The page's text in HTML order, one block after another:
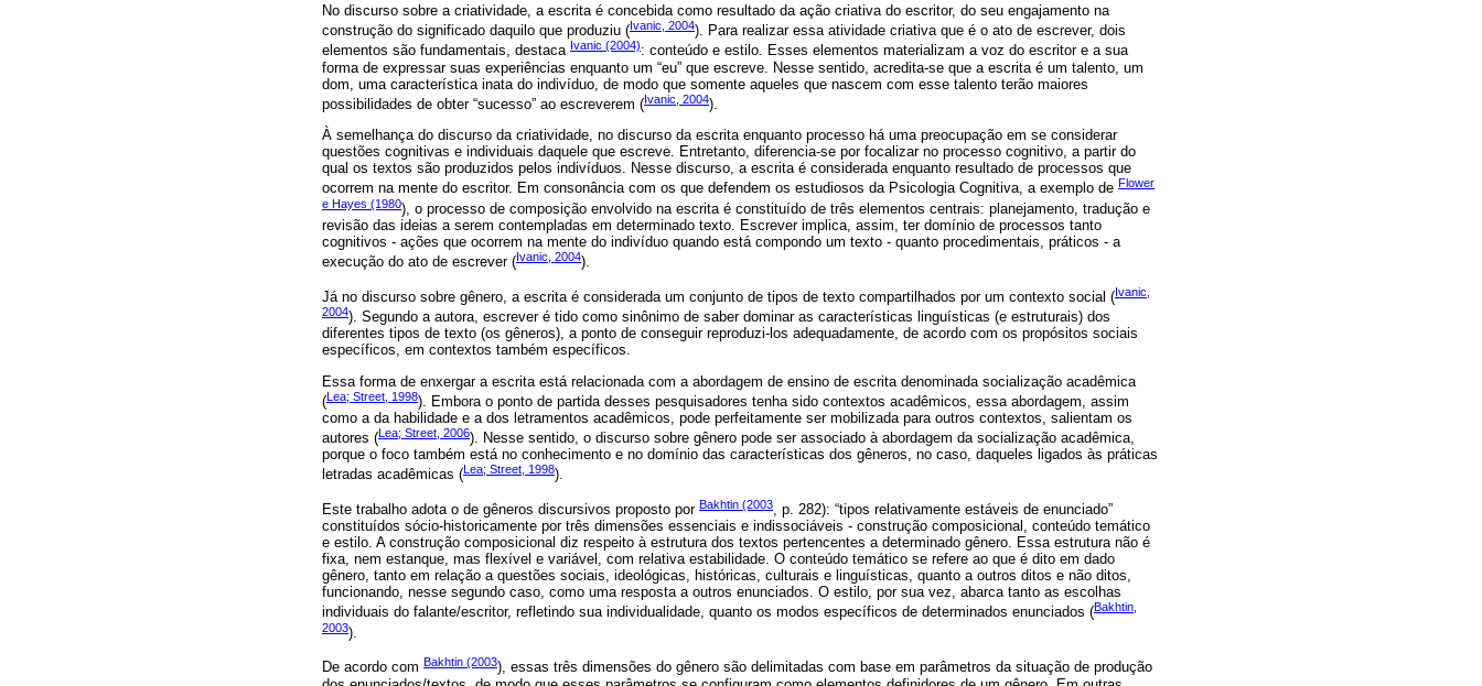
No discurso sobre a criatividade, a escrita é concebida como resultado da ação criativa do escritor, do seu engajamento na
construção do significado daquilo que produziu (Ivanic, 2004). Para realizar essa atividade criativa que é o ato de escrever, dois
elementos são fundamentais, destaca Ivanic (2004): conteúdo e estilo. Esses elementos materializam a voz do escritor e a sua
forma de expressar suas experiências enquanto um “eu” que escreve. Nesse sentido, acredita-se que a escrita é um talento, um
dom, uma característica inata do indivíduo, de modo que somente aqueles que nascem com esse talento terão maiores
possibilidades de obter “sucesso” ao escreverem (Ivanic, 2004).
À semelhança do discurso da criatividade, no discurso da escrita enquanto processo há uma preocupação em se considerar
questões cognitivas e individuais daquele que escreve. Entretanto, diferencia-se por focalizar no processo cognitivo, a partir do
qual os textos são produzidos pelos indivíduos. Nesse discurso, a escrita é considerada enquanto resultado de processos que
ocorrem na mente do escritor. Em consonância com os que defendem os estudiosos da Psicologia Cognitiva, a exemplo de Flower
e Hayes (1980), o processo de composição envolvido na escrita é constituído de três elementos centrais: planejamento, tradução e
revisão das ideias a serem contempladas em determinado texto. Escrever implica, assim, ter domínio de processos tanto
cognitivos - ações que ocorrem na mente do indivíduo quando está compondo um texto - quanto procedimentais, práticos - a
execução do ato de escrever (Ivanic, 2004).
Já no discurso sobre gênero, a escrita é considerada um conjunto de tipos de texto compartilhados por um contexto social (Ivanic,
2004). Segundo a autora, escrever é tido como sinônimo de saber dominar as características linguísticas (e estruturais) dos
diferentes tipos de texto (os gêneros), a ponto de conseguir reproduzi-los adequadamente, de acordo com os propósitos sociais
específicos, em contextos também específicos.
Essa forma de enxergar a escrita está relacionada com a abordagem de ensino de escrita denominada socialização acadêmica
(Lea; Street, 1998). Embora o ponto de partida desses pesquisadores tenha sido contextos acadêmicos, essa abordagem, assim
como a da habilidade e a dos letramentos acadêmicos, pode perfeitamente ser mobilizada para outros contextos, salientam os
autores (Lea; Street, 2006). Nesse sentido, o discurso sobre gênero pode ser associado à abordagem da socialização acadêmica,
porque o foco também está no conhecimento e no domínio das características dos gêneros, no caso, daqueles ligados às práticas
letradas acadêmicas ( Lea; Street, 1998).
Este trabalho adota o de gêneros discursivos proposto por Bakhtin (2003, p. 282): “tipos relativamente estáveis de enunciado”
constituídos sócio-historicamente por três dimensões essenciais e indissociáveis - construção composicional, conteúdo temático
e estilo. A construção composicional diz respeito à estrutura dos textos pertencentes a determinado gênero. Essa estrutura não é
fixa, nem estanque, mas flexível e variável, com relativa estabilidade. O conteúdo temático se refere ao que é dito em dado
gênero, tanto em relação a questões sociais, ideológicas, históricas, culturais e linguísticas, quanto a outros ditos e não ditos,
funcionando, nesse segundo caso, como uma resposta a outros enunciados. O estilo, por sua vez, abarca tanto as escolhas
individuais do falante/escritor, refletindo sua individualidade, quanto os modos específicos de determinados enunciados (Bakhtin,
2003).
De acordo com Bakhtin (2003), essas três dimensões do gênero são delimitadas com base em parâmetros da situação de produção